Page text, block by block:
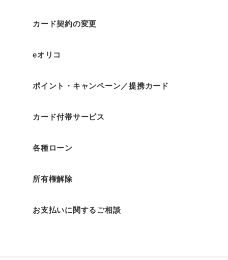
カード契約の変更
eオリコ
ポイント・キャンペーン／提携カード
カード付帯サービス
各種ローン
所有権解除
お支払いに関するご相談